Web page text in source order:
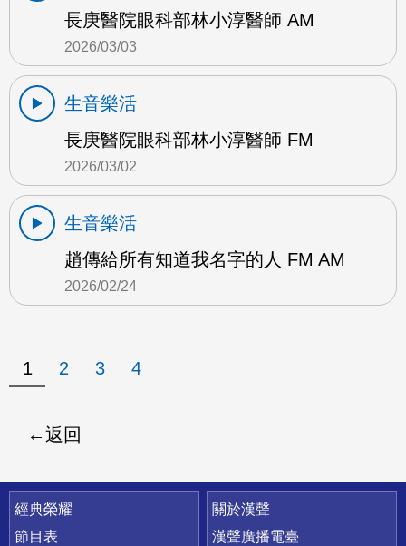
長庚醫院眼科部林小淳醫師 AM
2026/03/03
生音樂活
長庚醫院眼科部林小淳醫師 FM
2026/03/02
生音樂活
趙傳給所有知道我名字的人 FM AM
2026/02/24
1 2 3 4
返回
快速連結
經典榮耀
節目表
關於漢聲
漢聲廣播電臺